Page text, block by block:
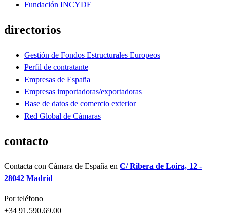
Fundación INCYDE
directorios
Gestión de Fondos Estructurales Europeos
Perfil de contratante
Empresas de España
Empresas importadoras/exportadoras
Base de datos de comercio exterior
Red Global de Cámaras
contacto
Contacta con Cámara de España en C/ Ribera de Loira, 12 -
28042 Madrid
Por teléfono
+34 91.590.69.00